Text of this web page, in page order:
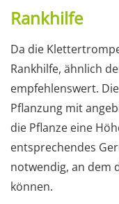
Rankhilfe
Da die
Rankhilfe, ähnlich
empfehlenswert.
Pflanzung mit
die Pflanze eine
entsprechendes
notwendig, an dem
können.